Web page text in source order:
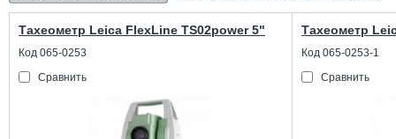
Тахеометр Leica FlexLine TS02power 5"
Код 065-0253
Сравнить
Тахеометр
Код 065-0253-1
Сравнить